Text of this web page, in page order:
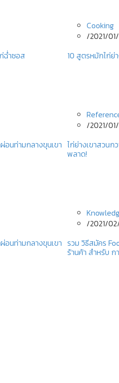
ฉ่ำซอส
Cooking
/2021/
10 สูตรหมักไก่ย่
อนท่ามกลางขุนเขา
/2021/
ไก่ย่างเขาสวนก
พลาด!
อนท่ามกลางขุนเขา
/2021/
รวม วิธีสมัคร
ร้านค้า สำหรับ ก